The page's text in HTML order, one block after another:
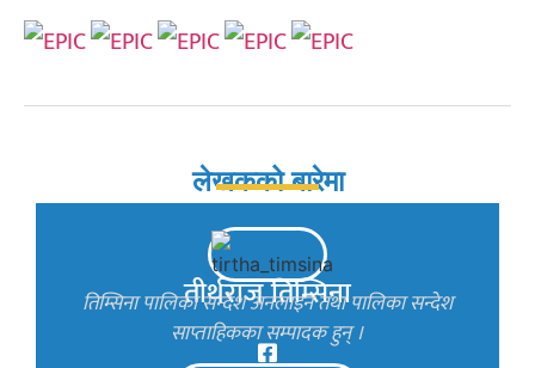
लेखकको बारेमा
तीर्थराज तिम्सिना
तिम्सिना पालिका सन्देश अनलाइन तथा पालिका सन्देश
साप्ताहिकका सम्पादक हुन् ।